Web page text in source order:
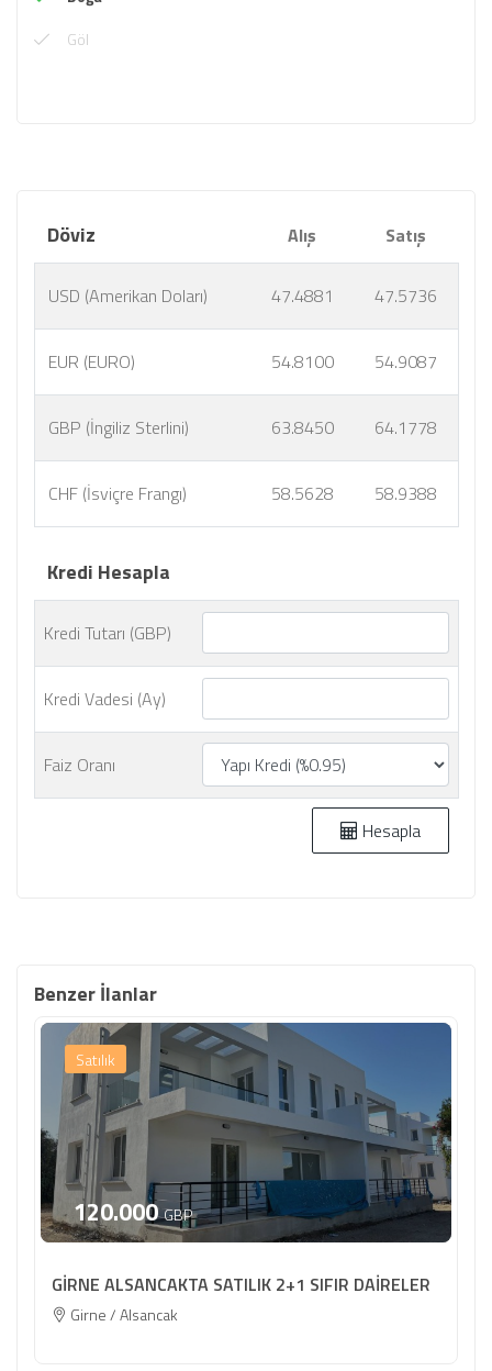
Göl
Döviz Alış Satış
USD (Amerikan Doları) 47.4881 47.5736
EUR (EURO) 54.8100 54.9087
GBP (İngiliz Sterlini) 63.8450 64.1778
CHF (İsviçre Frangı) 58.5628 58.9388
Kredi Hesapla
Kredi Tutarı (GBP)
Kredi Vadesi (Ay)
Faiz Oranı
Hesapla
Benzer İlanlar
Satılık
120.000 GBP
GİRNE ALSANCAKTA SATILIK 2+1 SIFIR DAİRELER
Girne / Alsancak